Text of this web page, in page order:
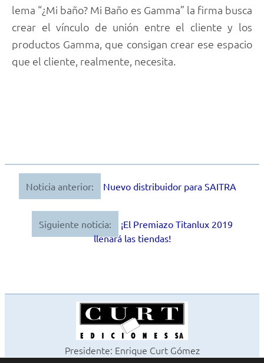
lema “¿Mi baño? Mi Baño es Gamma” la firma busca
crear el vínculo de unión entre el cliente y los
productos Gamma, que consigan crear ese espacio
que el cliente, realmente, necesita.
Navegación
entradas
Noticia anterior: Nuevo distribuidor para SAITRA
Siguiente noticia:
¡El Premiazo Titanlux 2019
llenará las tiendas!
Presidente: Enrique Curt Gómez